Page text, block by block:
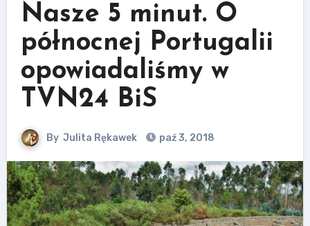
Nasze 5 minut. O
północnej Portugalii
opowiadaliśmy w
TVN24 BiS
By Julita Rękawek paź 3, 2018